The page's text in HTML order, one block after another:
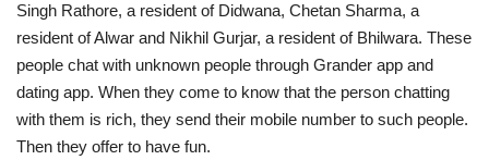
Singh Rathore, a resident of Didwana, Chetan Sharma, a
resident of Alwar and Nikhil Gurjar, a resident of Bhilwara. These
people chat with unknown people through Grander app and
dating app. When they come to know that the person chatting
with them is rich, they send their mobile number to such people.
Then they offer to have fun.